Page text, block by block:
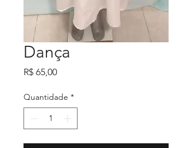
Dança
R$ 65,00Preço
Quantidade *